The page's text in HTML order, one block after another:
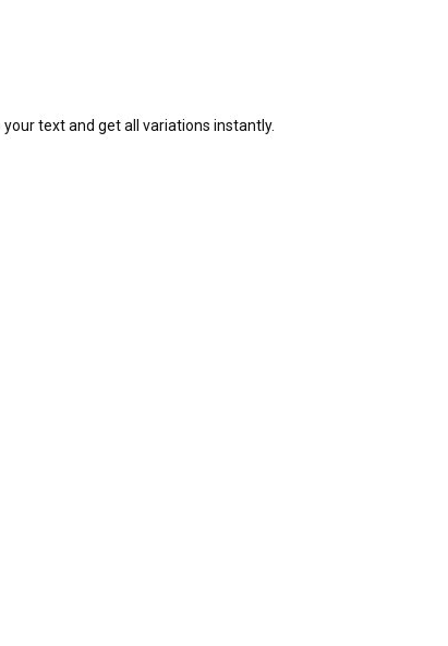
your text and get all variations instantly.